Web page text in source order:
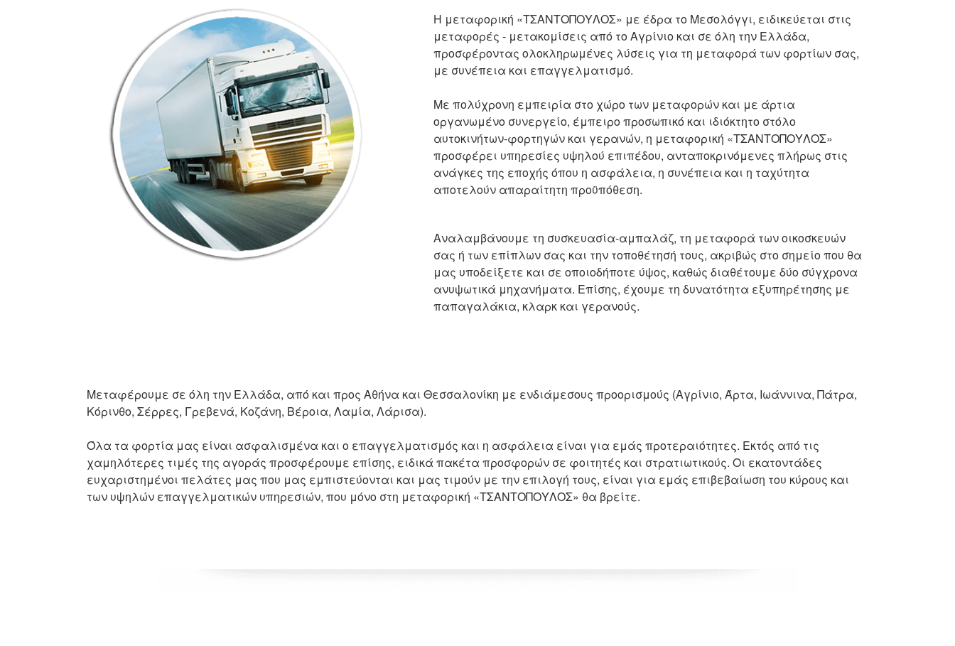
Η μεταφορική «ΤΣΑΝΤΟΠΟΥΛΟΣ» με έδρα το Μεσολόγγι, ειδικεύεται στις
μεταφορές - μετακομίσεις από το Αγρίνιο και σε όλη την Ελλάδα,
προσφέροντας ολοκληρωμένες λύσεις για τη μεταφορά των φορτίων σας,
με συνέπεια και επαγγελματισμό.
Με πολύχρονη εμπειρία στο χώρο των μεταφορών και με άρτια
οργανωμένο συνεργείο, έμπειρο προσωπικό και ιδιόκτητο στόλο
αυτοκινήτων-φορτηγών και γερανών, η μεταφορική «ΤΣΑΝΤΟΠΟΥΛΟΣ»
προσφέρει υπηρεσίες υψηλού επιπέδου, ανταποκρινόμενες πλήρως στις
ανάγκες της εποχής όπου η ασφάλεια, η συνέπεια και η ταχύτητα
αποτελούν απαραίτητη προϋπόθεση.
Αναλαμβάνουμε τη συσκευασία-αμπαλάζ, τη μεταφορά των οικοσκευών
σας ή των επίπλων σας και την τοποθέτησή τους, ακριβώς στο σημείο που θα
μας υποδείξετε και σε οποιοδήποτε ύψος, καθώς διαθέτουμε δύο σύγχρονα
ανυψωτικά μηχανήματα. Επίσης, έχουμε τη δυνατότητα εξυπηρέτησης με
παπαγαλάκια, κλαρκ και γερανούς.
Μεταφέρουμε σε όλη την Ελλάδα, από και προς Αθήνα και Θεσσαλονίκη με ενδιάμεσους προορισμούς (Αγρίνιο, Άρτα, Ιωάννινα, Πάτρα,
Κόρινθο, Σέρρες, Γρεβενά, Κοζάνη, Βέροια, Λαμία, Λάρισα).
​Όλα τα φορτία μας είναι ασφαλισμένα και ο επαγγελματισμός και η ασφάλεια είναι για εμάς προτεραιότητες. Εκτός από τις
χαμηλότερες τιμές της αγοράς προσφέρουμε επίσης, ειδικά πακέτα προσφορών σε φοιτητές και στρατιωτικούς. Οι εκατοντάδες
ευχαριστημένοι πελάτες μας που μας εμπιστεύονται και μας τιμούν με την επιλογή τους, είναι για εμάς επιβεβαίωση του κύρους και
των υψηλών επαγγελματικών υπηρεσιών, που μόνο στη μεταφορική «ΤΣΑΝΤΟΠΟΥΛΟΣ» θα βρείτε.